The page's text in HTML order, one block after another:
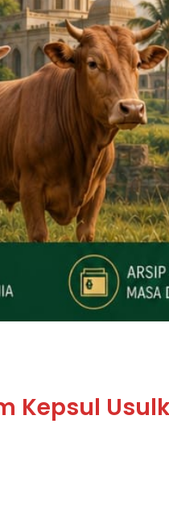
Kepsul